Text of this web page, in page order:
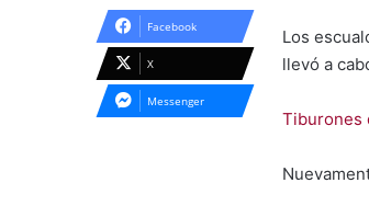
Los
llevó a
Tiburones
Facebook
X
Messenger